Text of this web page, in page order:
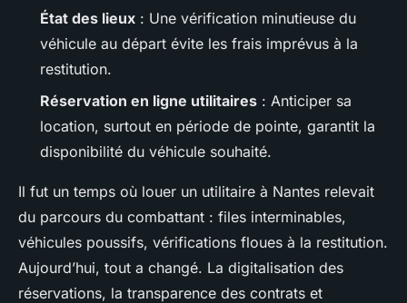
État des lieux : Une vérification minutieuse du
véhicule au départ évite les frais imprévus à la
restitution.
Réservation en ligne utilitaires : Anticiper sa
location, surtout en période de pointe, garantit la
disponibilité du véhicule souhaité.
Il fut un temps où louer un utilitaire à Nantes relevait
du parcours du combattant : files interminables,
véhicules poussifs, vérifications floues à la restitution.
Aujourd’hui, tout a changé. La digitalisation des
réservations, la transparence des contrats et